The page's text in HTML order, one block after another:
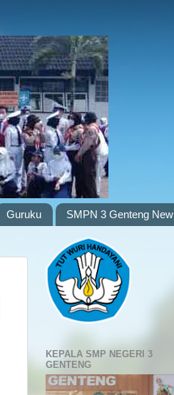
Guruku SMPN 3 Genteng New
KEPALA SMP NEGERI 3
GENTENG